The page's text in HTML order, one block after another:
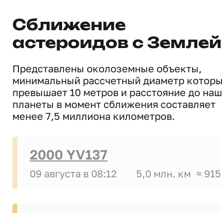
Сближение
астероидов с Землей
Представлены околоземные объекты,
минимальный рассчетный диаметр
превышает 10 метров и расстояние до
планеты в момент сближения составляет
менее 7,5 миллиона километров.
2000 YV137
09 августа в 08:12 5,0 млн. км ≈